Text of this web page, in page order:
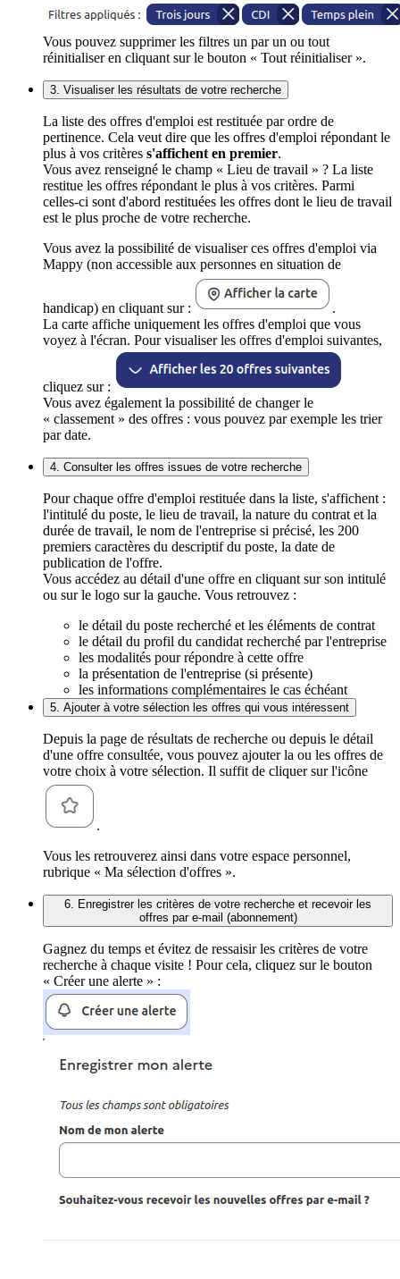
Vous pouvez supprimer les filtres un par un ou tout
réinitialiser en cliquant sur le bouton « Tout réinitialiser ».
3. Visualiser les résultats de votre recherche
La liste des offres d'emploi est restituée par ordre de
pertinence. Cela veut dire que les offres d'emploi répondant le
plus à vos critères s'affichent en premier.
Vous avez renseigné le champ « Lieu de travail » ? La liste
restitue les offres répondant le plus à vos critères. Parmi
celles-ci sont d'abord restituées les offres dont le lieu de travail
est le plus proche de votre recherche.
Vous avez la possibilité de visualiser ces offres d'emploi via
Mappy (non accessible aux personnes en situation de
handicap) en cliquant sur :
.
La carte affiche uniquement les offres d'emploi que vous
voyez à l'écran. Pour visualiser les offres d'emploi suivantes,
cliquez sur :
Vous avez également la possibilité de changer le
« classement » des offres : vous pouvez par exemple les trier
par date.
4. Consulter les offres issues de votre recherche
Pour chaque offre d'emploi restituée dans la liste, s'affichent :
l'intitulé du poste, le lieu de travail, la nature du contrat et la
durée de travail, le nom de l'entreprise si précisé, les 200
premiers caractères du descriptif du poste, la date de
publication de l'offre.
Vous accédez au détail d'une offre en cliquant sur son intitulé
ou sur le logo sur la gauche. Vous retrouvez :
le détail du poste recherché et les éléments de contrat
le détail du profil du candidat recherché par l'entreprise
les modalités pour répondre à cette offre
la présentation de l'entreprise (si présente)
les informations complémentaires le cas échéant
5. Ajouter à votre sélection les offres qui vous intéressent
Depuis la page de résultats de recherche ou depuis le détail
d'une offre consultée, vous pouvez ajouter la ou les offres de
votre choix à votre sélection. Il suffit de cliquer sur l'icône
.
Vous les retrouverez ainsi dans votre espace personnel,
rubrique « Ma sélection d'offres ».
6. Enregistrer les critères de votre recherche et recevoir les
offres par e-mail (abonnement)
Gagnez du temps et évitez de ressaisir les critères de votre
recherche à chaque visite ! Pour cela, cliquez sur le bouton
« Créer une alerte » :